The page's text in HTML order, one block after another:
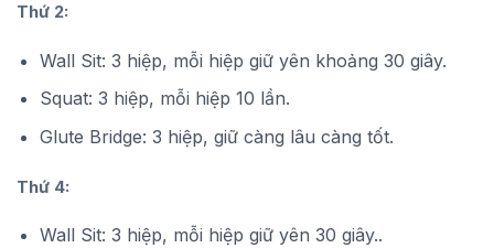
Thứ 2:
Wall Sit: 3 hiệp, mỗi hiệp giữ yên khoảng 30 giây.
Squat: 3 hiệp, mỗi hiệp 10 lần.
Glute Bridge: 3 hiệp, giữ càng lâu càng tốt.
Thứ 4:
Wall Sit: 3 hiệp, mỗi hiệp giữ yên 30 giây..